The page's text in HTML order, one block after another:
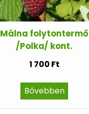
Málna folytontermő
/Polka/ kont.
1 700 Ft
Bővebben